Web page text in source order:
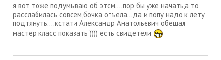
я вот тоже подумываю об этом....пор бы уже начать,а то
расслабилась совсем,бочка отъела...да и попу надо к лету
подтянуть....кстати Александр Анатольевич обещал
мастер класс показать )))) есть свидетели